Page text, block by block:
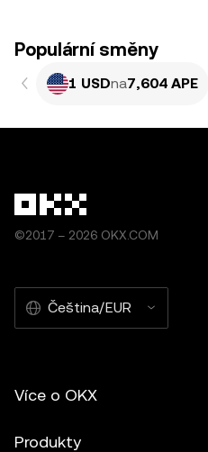
Populární směny
1 USDna7,604 APE
©2017 – 2026 OKX.COM
Čeština/EUR
Více o OKX
Produkty